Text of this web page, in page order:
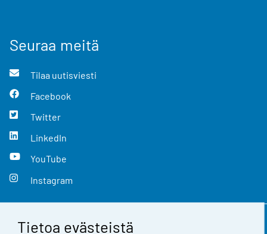
Tietoa evästeistä
Seuraa meitä
Tilaa uutisviesti
Facebook
Twitter
LinkedIn
YouTube
Instagram
Yhteystiedot